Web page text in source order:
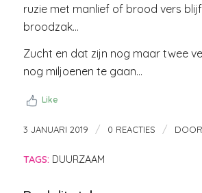
ruzie met manlief of brood vers
broodzak…
Zucht en dat zijn nog maar twee
nog miljoenen te gaan…
Like
3 JANUARI 2019 / 0 REACTIES / DOOR
TAGS: DUURZAAM